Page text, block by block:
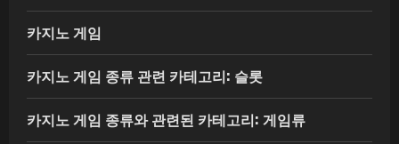
카지노 게임
카지노 게임 종류 관련 카테고리: 슬롯
카지노 게임 종류와 관련된 카테고리: 게임류